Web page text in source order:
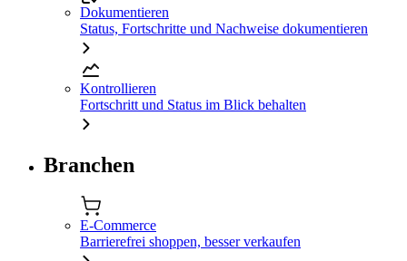
Dokumentieren
Status, Fortschritte und Nachweise dokumentieren
Kontrollieren
Fortschritt und Status im Blick behalten
Branchen
E-Commerce
Barrierefrei shoppen, besser verkaufen